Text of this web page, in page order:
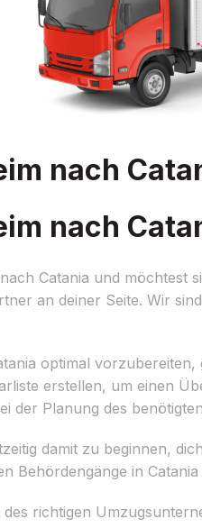
nach
nach
Catania und
an deiner Seite. Wir
optimal
erstellen, um einen
der Planung des
damit zu beginnen,
Behördengänge in
richtigen